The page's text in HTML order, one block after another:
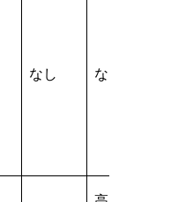
なし なし